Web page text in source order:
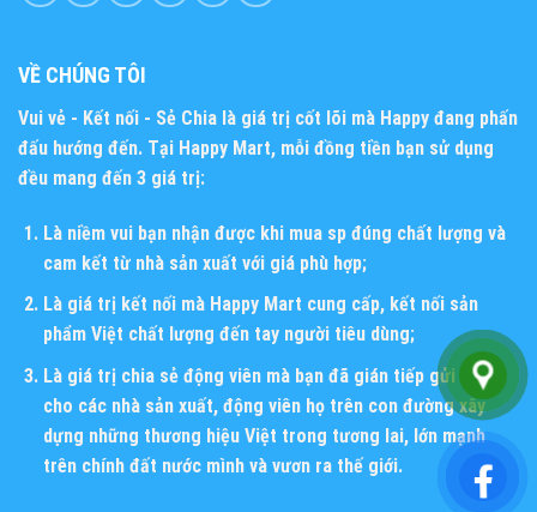
VỀ CHÚNG TÔI
Vui vẻ - Kết nối - Sẻ Chia là giá trị cốt lõi mà Happy đang phấn
đấu hướng đến. Tại Happy Mart, mỗi đồng tiền bạn sử dụng
đều mang đến 3 giá trị:
Là niềm vui bạn nhận được khi mua sp đúng chất lượng và
cam kết từ nhà sản xuất với giá phù hợp;
Là giá trị kết nối mà Happy Mart cung cấp, kết nối sản
phẩm Việt chất lượng đến tay người tiêu dùng;
Là giá trị chia sẻ động viên mà bạn đã gián tiếp gửi đến
cho các nhà sản xuất, động viên họ trên con đường xây
dựng những thương hiệu Việt trong tương lai, lớn mạnh
trên chính đất nước mình và vươn ra thế giới.